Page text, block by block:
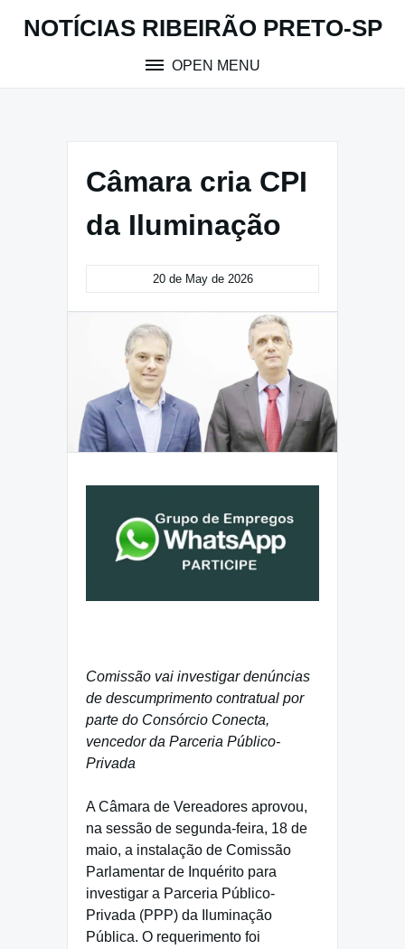
NOTÍCIAS RIBEIRÃO PRETO-SP
OPEN MENU
Câmara cria CPI
da Iluminação
20 de May de 2026
Comissão vai investigar denúncias
de descumprimento contratual por
parte do Consórcio Conecta,
vencedor da Parceria Público-
Privada
A Câmara de Vereadores aprovou,
na sessão de segunda-feira, 18 de
maio, a instalação de Comissão
Parlamentar de Inquérito para
investigar a Parceria Público-
Privada (PPP) da Iluminação
Pública. O requerimento foi